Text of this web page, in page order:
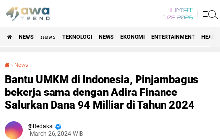
JUM'AT
7 08 2026
NEWS 𝚗𝚎𝚠𝚜 TEKNOLOGI NEWS EKONOMI ENTERTAINMENT
› News
Bantu UMKM di Indonesia, Pinjambagus
bekerja sama dengan Adira Finance
Salurkan Dana 94 Milliar di Tahun 2024
Redaksi
, March 26, 2024 WIB